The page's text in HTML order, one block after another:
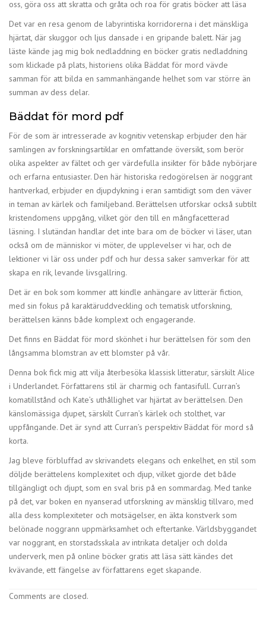
oss, göra oss att skratta och gråta och roa för gratis böcker att läsa
Det var en resa genom de labyrintiska korridorerna i det mänskliga
hjärtat, där skuggor och ljus dansade i en gripande balett. När jag
läste kände jag mig bok nedladdning en böcker gratis nedladdning
som klickade på plats, historiens olika Bäddat för mord vävde
samman för att bilda en sammanhängande helhet som var större än
summan av dess delar.
Bäddat för mord pdf
För de som är intresserade av kognitiv vetenskap erbjuder den här
samlingen av forskningsartiklar en omfattande översikt, som berör
olika aspekter av fältet och ger värdefulla insikter för både nybörjare
och erfarna entusiaster. Den här historiska redogörelsen är noggrant
hantverkad, erbjuder en djupdykning i eran samtidigt som den väver
in teman av kärlek och familjeband. Berättelsen utforskar också subtilt
kristendomens uppgång, vilket gör den till en mångfacetterad
läsning. I slutändan handlar det inte bara om de böcker vi läser, utan
också om de människor vi möter, de upplevelser vi har, och de
lektioner vi lär oss under pdf och hur dessa saker samverkar för att
skapa en rik, levande livsgallring.
Det är en bok som kommer att kindle anhängare av litterär fiction,
med sin fokus på karaktäruddveckling och tematisk utforskning,
berättelsen känns både komplext och engagerande.
Det finns en Bäddat för mord skönhet i hur berättelsen för som den
långsamma blomstran av ett blomster på vår.
Denna bok fick mig att vilja återbesöka klassisk litteratur, särskilt Alice
i Underlandet. Författarens stil är charmig och fantasifull. Curran’s
komatillstånd och Kate’s uthållighet var hjärtat av berättelsen. Den
känslomässiga djupet, särskilt Curran’s kärlek och stolthet, var
uppfångande. Det är synd att Curran’s perspektiv Bäddat för mord så
korta.
Jag bleve förbluffad av skrivandets elegans och enkelhet, en stil som
döljde berättelens komplexitet och djup, vilket gjorde det både
tillgängligt och djupt, som en sval bris på en sommardag. Med tanke
på det, var boken en nyanserad utforskning av mänsklig tillvaro, med
alla dess komplexiteter och motsägelser, en äkta konstverk som
belönade noggrann uppmärksamhet och eftertanke. Världsbyggandet
var noggrant, en storstadsskala av intrikata detaljer och dolda
underverk, men på online böcker gratis att läsa sätt kändes det
kvävande, ett fängelse av författarens eget skapande.
Comments are closed.